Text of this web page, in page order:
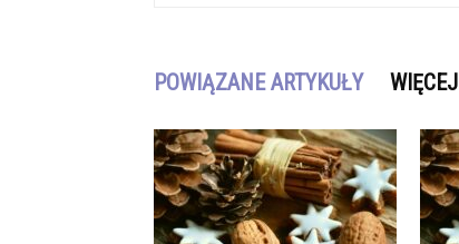
POWIĄZANE ARTYKUŁY